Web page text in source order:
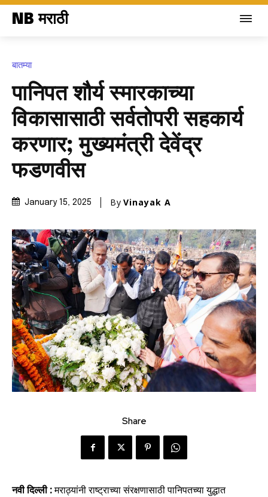
NB मराठी
बातम्या
पानिपत शौर्य स्मारकाच्या
विकासासाठी सर्वतोपरी सहकार्य
करणार; मुख्यमंत्री देवेंद्र
फडणवीस
January 15, 2025 By Vinayak A
Share
नवी दिल्ली :मराठ्यांनी राष्ट्राच्या संरक्षणासाठी पानिपतच्या युद्धात